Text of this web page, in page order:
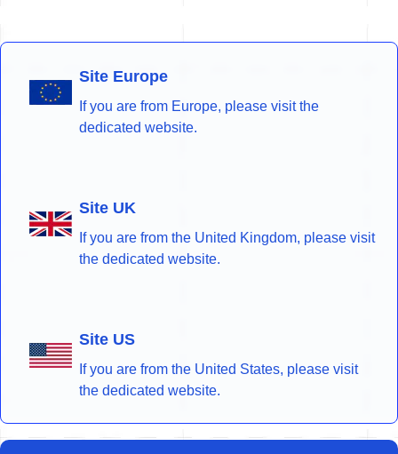
Site Europe
If you are from Europe, please visit the
dedicated website.
Site UK
If you are from the United Kingdom, please visit
the dedicated website.
Site US
If you are from the United States, please visit
the dedicated website.